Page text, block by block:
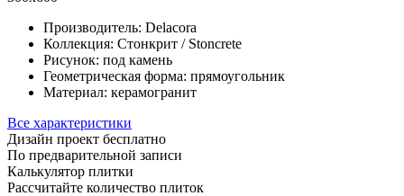
Производитель: Delacora
Коллекция: Стонкрит / Stoncrete
Рисунок: под камень
Геометрическая форма: прямоугольник
Материал: керамогранит
Все характеристики
Дизайн проект бесплатно
По предварительной записи
Калькулятор плитки
Рассчитайте количество плиток